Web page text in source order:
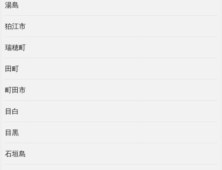
湯島
狛江市
瑞穂町
田町
町田市
目白
目黒
石垣島